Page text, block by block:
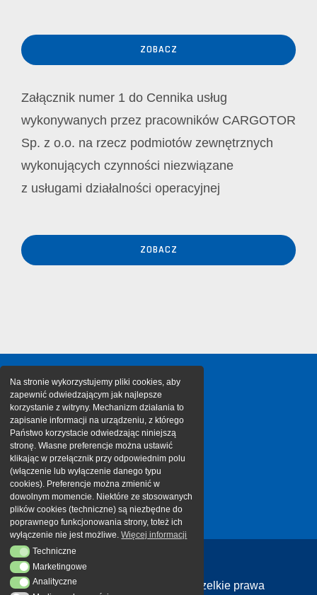
ZOBACZ
Załącznik numer 1 do Cennika usług
wykonywanych przez pracowników CARGOTOR
Sp. z o.o. na rzecz podmiotów zewnętrznych
wykonujących czynności niezwiązane
z usługami działalności operacyjnej
ZOBACZ
Copyright 2026 Cargotor | Wszelkie prawa
Na stronie wykorzystujemy pliki cookies, aby
zapewnić odwiedzającym jak najlepsze
korzystanie z witryny. Mechanizm działania to
zapisanie informacji na urządzeniu, z którego
Państwo korzystacie odwiedzając niniejszą
stronę. Własne preferencje można ustawić
klikając w przełącznik przy odpowiednim polu
(włączenie lub wyłączenie danego typu
cookies). Preferencje można zmienić w
dowolnym momencie. Niektóre ze stosowanych
plików cookies (techniczne) są niezbędne do
poprawnego funkcjonowania strony, toteż ich
wyłączenie nie jest możliwe.Więcej informacji
TechniczneTechniczne
Marketingowe
Marketingowe
AnalityczneAnalityczne